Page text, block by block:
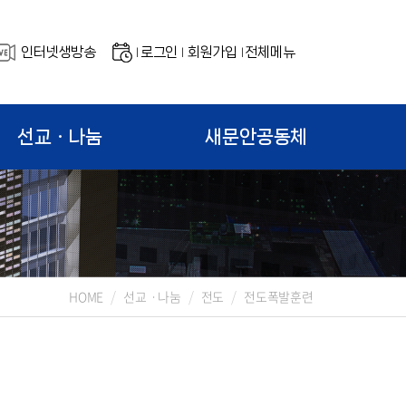
인터넷생방송 로그인 회원가입 전체메뉴
선교ㆍ나눔 새문안공동체
HOME 선교ㆍ나눔 전도 전도폭발훈련